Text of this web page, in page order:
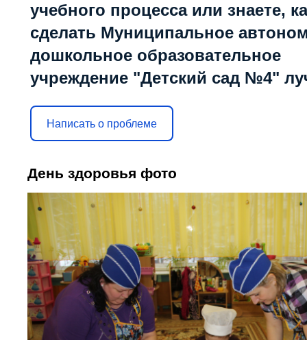
учебного процесса или знаете,
сделать Муниципальное
дошкольное образовательное
учреждение "Детский сад №4"
Написать о проблеме
День здоровья фото